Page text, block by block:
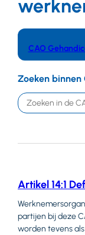
CAO
Zoeken binnen
Trefwoord
Artikel 14:1
partijen bij deze
worden tevens